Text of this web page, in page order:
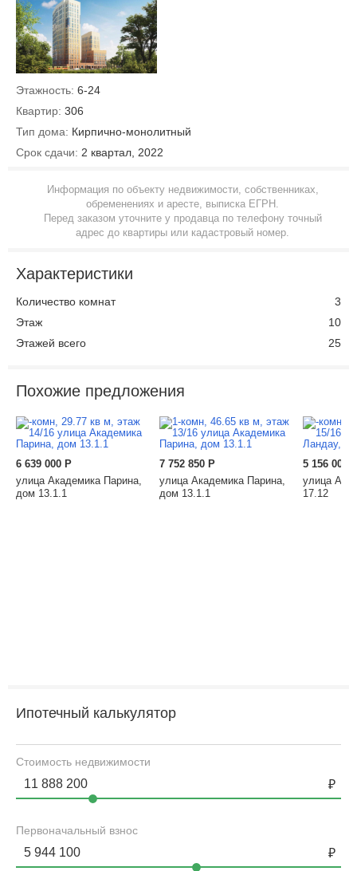
Этажность: 6-24
Квартир: 306
Тип дома: Кирпично-монолитный
Срок сдачи: 2 квартал, 2022
Информация по объекту недвижимости, собственниках,
обременениях и аресте, выписка ЕГРН.
Перед заказом уточните у продавца по телефону точный
адрес до квартиры или кадастровый номер.
Характеристики
Количество комнат
3
Этаж
10
Этажей всего
25
Похожие предложения
6 639 000 Р
улица Академика Парина,
дом 13.1.1
7 752 850 Р
улица Академика Парина,
дом 13.1.1
5 156 000
улица
17.12
Ипотечный калькулятор
Стоимость недвижимости
Первоначальный взнос